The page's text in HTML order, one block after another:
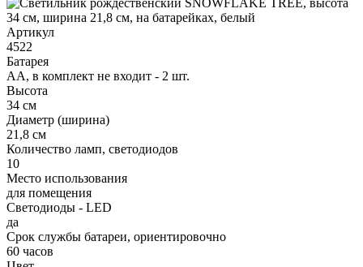
Артикул
4522
Батарея
АА, в комплект не входит - 2 шт.
Высота
34 см
Диаметр (ширина)
21,8 см
Количество ламп, светодиодов
10
Место использования
для помещения
Светодиоды - LED
да
Срок службы батареи, ориентировочно
60 часов